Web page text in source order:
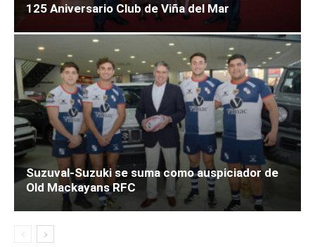
125 Aniversario Club de Viña del Mar
Suzuval-Suzuki se suma como auspiciador de
Old Mackayans RFC